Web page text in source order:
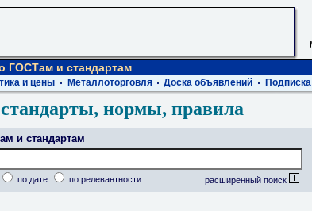
ГОСТам и стандартам
и цены Металлоторговля Доска объявлений Подписка
нормы, правила
и стандартам
по дате по релевантности расширенный поиск